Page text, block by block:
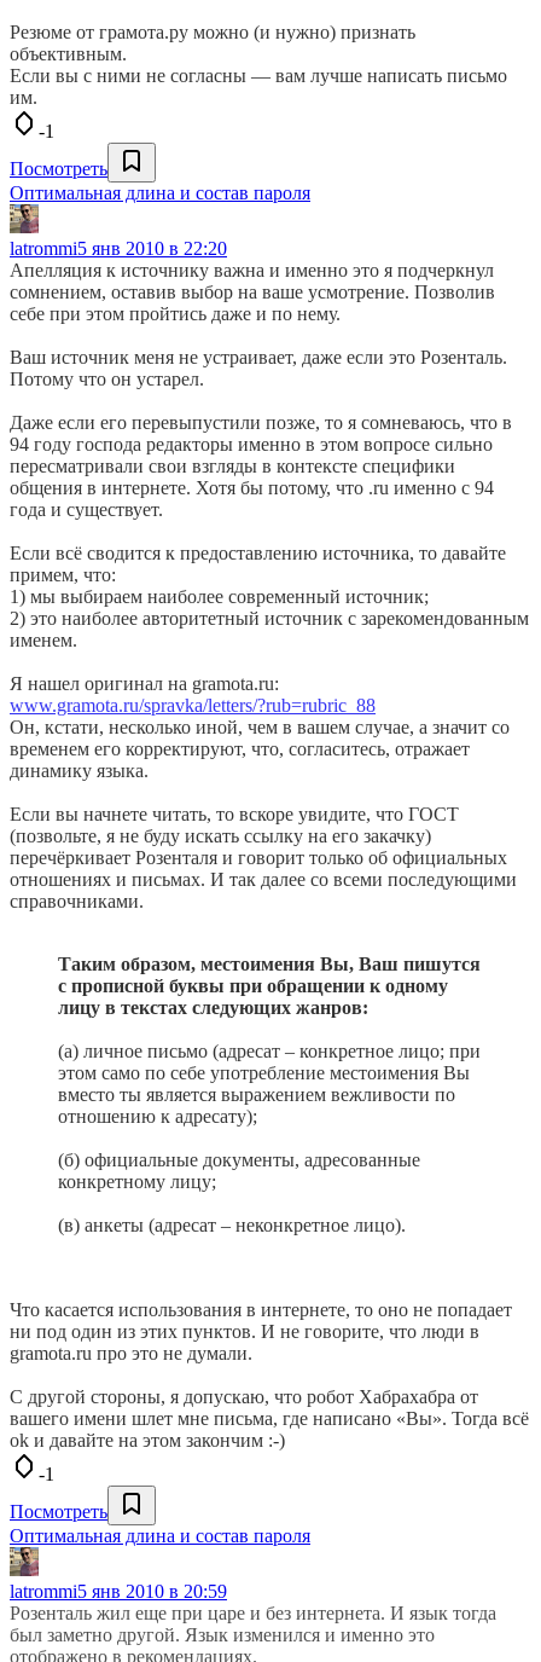
Резюме от грамота.ру можно (и нужно) признать
объективным.
Если вы с ними не согласны — вам лучше написать письмо
им.
-1
Посмотреть
Оптимальная длина и состав пароля
latrommi5 янв 2010 в 22:20
Апелляция к источнику важна и именно это я подчеркнул
сомнением, оставив выбор на ваше усмотрение. Позволив
себе при этом пройтись даже и по нему.
Ваш источник меня не устраивает, даже если это Розенталь.
Потому что он устарел.
Даже если его перевыпустили позже, то я сомневаюсь, что в
94 году господа редакторы именно в этом вопросе сильно
пересматривали свои взгляды в контексте специфики
общения в интернете. Хотя бы потому, что .ru именно с 94
года и существует.
Если всё сводится к предоставлению источника, то давайте
примем, что:
1) мы выбираем наиболее современный источник;
2) это наиболее авторитетный источник с зарекомендованным
именем.
Я нашел оригинал на gramota.ru:
www.gramota.ru/spravka/letters/?rub=rubric_88
Он, кстати, несколько иной, чем в вашем случае, а значит со
временем его корректируют, что, согласитесь, отражает
динамику языка.
Если вы начнете читать, то вскоре увидите, что ГОСТ
(позвольте, я не буду искать ссылку на его закачку)
перечёркивает Розенталя и говорит только об официальных
отношениях и письмах. И так далее со всеми последующими
справочниками.
Таким образом, местоимения Вы, Ваш пишутся
с прописной буквы при обращении к одному
лицу в текстах следующих жанров:
(а) личное письмо (адресат – конкретное лицо; при
этом само по себе употребление местоимения Вы
вместо ты является выражением вежливости по
отношению к адресату);
(б) официальные документы, адресованные
конкретному лицу;
(в) анкеты (адресат – неконкретное лицо).
Что касается использования в интернете, то оно не попадает
ни под один из этих пунктов. И не говорите, что люди в
gramota.ru про это не думали.
С другой стороны, я допускаю, что робот Хабрахабра от
вашего имени шлет мне письма, где написано «Вы». Тогда всё
ok и давайте на этом закончим :-)
-1
Посмотреть
Оптимальная длина и состав пароля
latrommi5 янв 2010 в 20:59
Розенталь жил еще при царе и без интернета. И язык тогда
был заметно другой. Язык изменился и именно это
отображено в рекомендациях.